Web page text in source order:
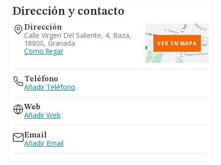
Dirección y contacto
Dirección
Calle Virgen Del Saliente, 4, Baza,
18800, Granada
Como llegar
VER EN MAPA
Teléfono
Añadir Teléfono
Web
Añadir Web
Email
Añadir Email